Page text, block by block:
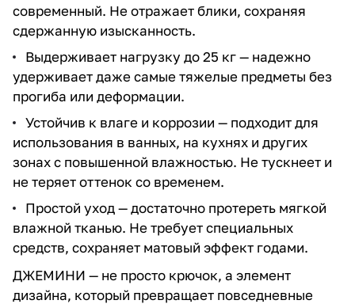
современный. Не отражает блики, сохраняя
сдержанную изысканность.
Выдерживает нагрузку до 25 кг — надежно
удерживает даже самые тяжелые предметы без
прогиба или деформации.
Устойчив к влаге и коррозии — подходит для
использования в ванных, на кухнях и других
зонах с повышенной влажностью. Не тускнеет и
не теряет оттенок со временем.
Простой уход — достаточно протереть мягкой
влажной тканью. Не требует специальных
средств, сохраняет матовый эффект годами.
ДЖЕМИНИ — не просто крючок, а элемент
дизайна, который превращает повседневные